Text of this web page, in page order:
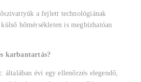
a fejlett technológiának
hőmérsékleten is megbízhatóan
karbantartás?
általában évi egy ellenőrzés elegendő,